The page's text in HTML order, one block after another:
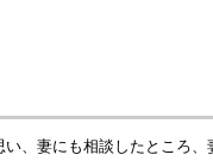
、妻にも相談したところ、